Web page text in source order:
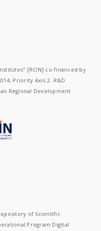
[RCIN] co-financed by
Priority Axis 2. R&D
Regional Development
of Scientific
Program Digital